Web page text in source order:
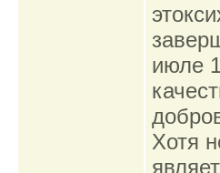
июле
Хотя